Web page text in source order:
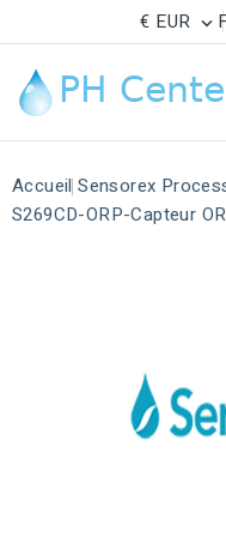
€ EUR 
Accueil Sensorex
S269CD-ORP-Capteur